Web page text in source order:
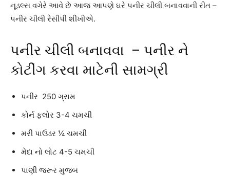
નૂડલ્સ વગેરે આવે છે આજ આપણે ઘરે પનીર ચીલી બનાવવાની રીત –
પનીર ચીલી રેસીપી શીખીએ.
પનીર ચીલી બનાવવા – પનીર ને
કોટીંગ કરવા માટેની સામગ્રી
પનીર 250 ગ્રામ
કોર્ન ફ્લોર 3-4 ચમચી
મરી પાઉડર ¼ ચમચી
મેંદા નો લોટ 4-5 ચમચી
પાણી જરૂર મુજબ